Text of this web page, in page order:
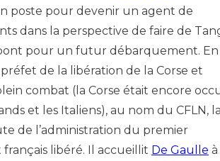
poste pour devenir un agent de
dans la perspective de faire de
pour un futur débarquement. En
de la libération de la Corse et
combat (la Corse était encore
et les Italiens), au nom du CFLN,
de l’administration du premier
libéré. Il accueillit De Gaulle à